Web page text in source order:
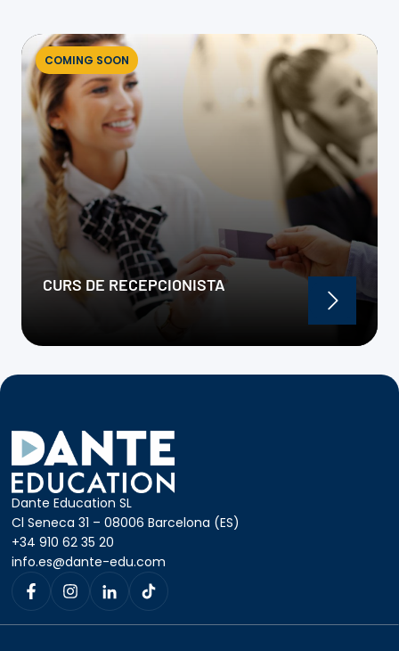
COMING SOON
CURS DE RECEPCIONISTA
Dante Education SL
Cl Seneca 31 – 08006 Barcelona (ES)
+34 910 62 35 20
info.es@dante-edu.com